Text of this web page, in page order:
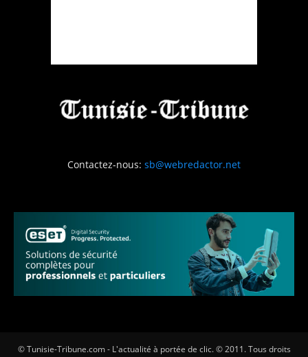
Contactez-nous: sb@webredactor.net
© Tunisie-Tribune.com - L'actualité à portée de clic. © 2011. Tous droits